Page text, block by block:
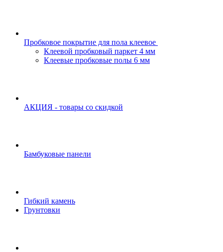
Пробковое покрытие для пола клеевое
Клеевой пробковый паркет 4 мм
Клеевые пробковые полы 6 мм
АКЦИЯ - товары со скидкой
Бамбуковые панели
Гибкий камень
Грунтовки